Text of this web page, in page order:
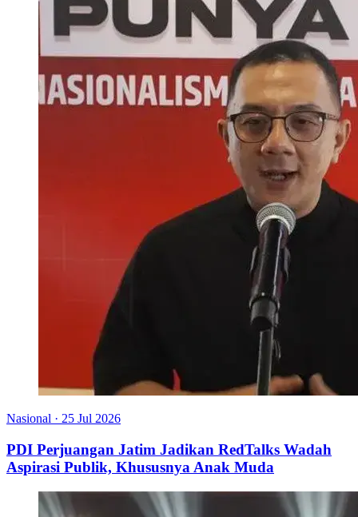
Nasional · 25 Jul 2026
PDI Perjuangan Jatim Jadikan RedTalks Wadah
Aspirasi Publik, Khususnya Anak Muda